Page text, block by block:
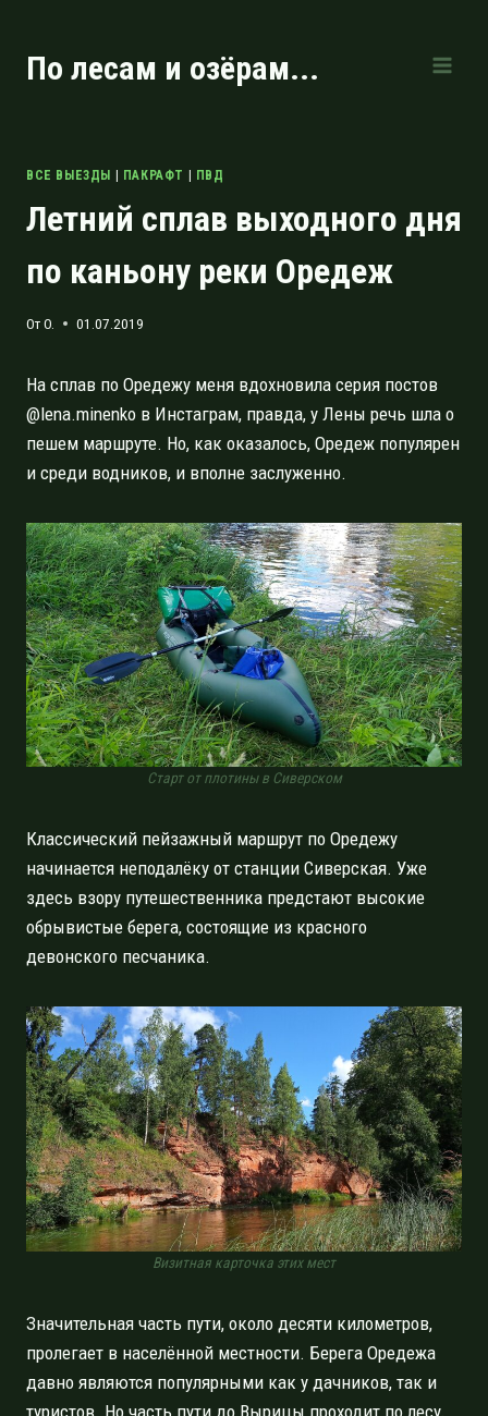
содержимому
По лесам и озёрам...
ВСЕ ВЫЕЗДЫ ПАКРАФТ ПВД
Летний сплав выходного дня
по каньону реки Оредеж
ОтO. 01.07.2019
На сплав по Оредежу меня вдохновила серия постов
@lena.minenko в Инстаграм, правда, у Лены речь шла о
пешем маршруте. Но, как оказалось, Оредеж популярен
и среди водников, и вполне заслуженно.
Старт от плотины в Сиверском
Классический пейзажный маршрут по Оредежу
начинается неподалёку от станции Сиверская. Уже
здесь взору путешественника предстают высокие
обрывистые берега, состоящие из красного
девонского песчаника.
Визитная карточка этих мест
Значительная часть пути, около десяти километров,
пролегает в населённой местности. Берега Оредежа
давно являются популярными как у дачников, так и
туристов. Но часть пути до Вырицы проходит по лесу,